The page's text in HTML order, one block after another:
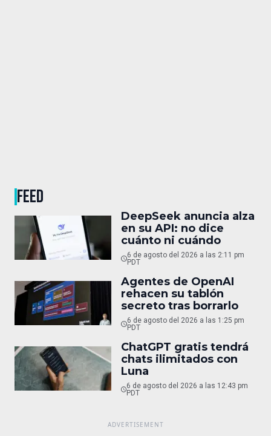
FEED
DeepSeek anuncia alza
en su API: no dice
cuánto ni cuándo
6 de agosto del 2026 a las 2:11 pm
PDT
Agentes de OpenAI
rehacen su tablón
secreto tras borrarlo
6 de agosto del 2026 a las 1:25 pm
PDT
ChatGPT gratis tendrá
chats ilimitados con
Luna
6 de agosto del 2026 a las 12:43 pm
PDT